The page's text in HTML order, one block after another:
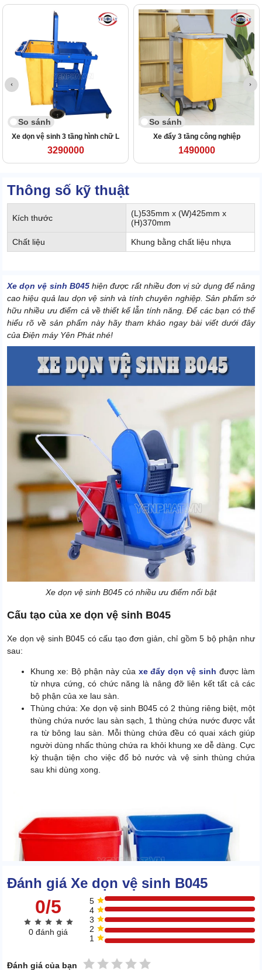
So sánh
Xe dọn vệ sinh 3 tầng hình chữ L
3290000
So sánh
Xe đẩy 3 tầng công nghiệp
1490000
Thông số kỹ thuật
Kích thước
(L)535mm x (W)425mm x
(H)370mm
Chất liệu Khung bằng chất liệu nhựa
Xe dọn vệ sinh B045hiện được rất nhiều đơn vị sử dụng để nâng
cao hiệu quả lau dọn vệ sinh và tính chuyên nghiệp. Sản phẩm sở
hữu nhiều ưu điểm cả về thiết kế lẫn tính năng. Để các bạn có thể
hiểu rõ về sản phẩm này hãy tham khảo ngay bài viết dưới đây
của Điện máy Yên Phát nhé!
Xe dọn vệ sinh B045 có nhiều ưu điểm nổi bật
Cấu tạo của xe dọn vệ sinh B045
Xe dọn vệ sinh B045 có cấu tạo đơn giản, chỉ gồm 5 bộ phận như
sau:
Khung xe: Bộ phận này của xe đẩy dọn vệ sinh được làm
từ nhựa cứng, có chức năng là nâng đỡ liên kết tất cả các
bộ phận của xe lau sàn.
Thùng chứa: Xe dọn vệ sinh B045 có 2 thùng riêng biệt, một
thùng chứa nước lau sàn sạch, 1 thùng chứa nước được vắt
ra từ bông lau sàn. Mỗi thùng chứa đều có quai xách giúp
người dùng nhấc thùng chứa ra khỏi khung xe dễ dàng. Cực
kỳ thuận tiện cho việc đổ bỏ nước và vệ sinh thùng chứa
sau khi dùng xong.
Đánh giá Xe dọn vệ sinh B045
0/5
0 đánh giá
5
4
3
2
1
Đánh giá của bạn 5 sao
4 sao
3 sao
2 sao
1 sao